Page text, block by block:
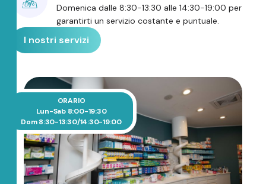
Domenica dalle 8:30-13:30 alle 14:30-19:00 per
garantirti un servizio costante e puntuale.
I nostri servizi
ORARIO
Lun-Sab 8:00-19:30
Dom 8:30-13:30/14:30-19:00